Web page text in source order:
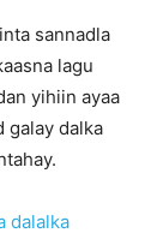
sannadla
lagu
yihiin ayaa
galay dalka
dalalka